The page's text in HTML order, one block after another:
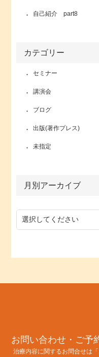
自己紹介 part8
カテゴリー
セミナー
講演会
ブログ
出版(著作プレス)
未指定
月別アーカイブ
お問い合わせ・ご予
治療内容に関するお問合せは